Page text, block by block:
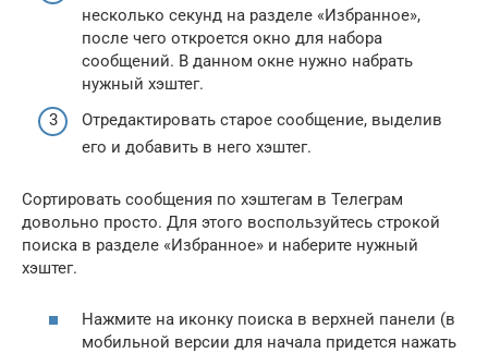
несколько секунд на разделе «Избранное»,
после чего откроется окно для набора
сообщений. В данном окне нужно набрать
нужный хэштег.
Отредактировать старое сообщение, выделив
его и добавить в него хэштег.
Сортировать сообщения по хэштегам в Телеграм
довольно просто. Для этого воспользуйтесь строкой
поиска в разделе «Избранное» и наберите нужный
хэштег.
Нажмите на иконку поиска в верхней панели (в
мобильной версии для начала придется нажать